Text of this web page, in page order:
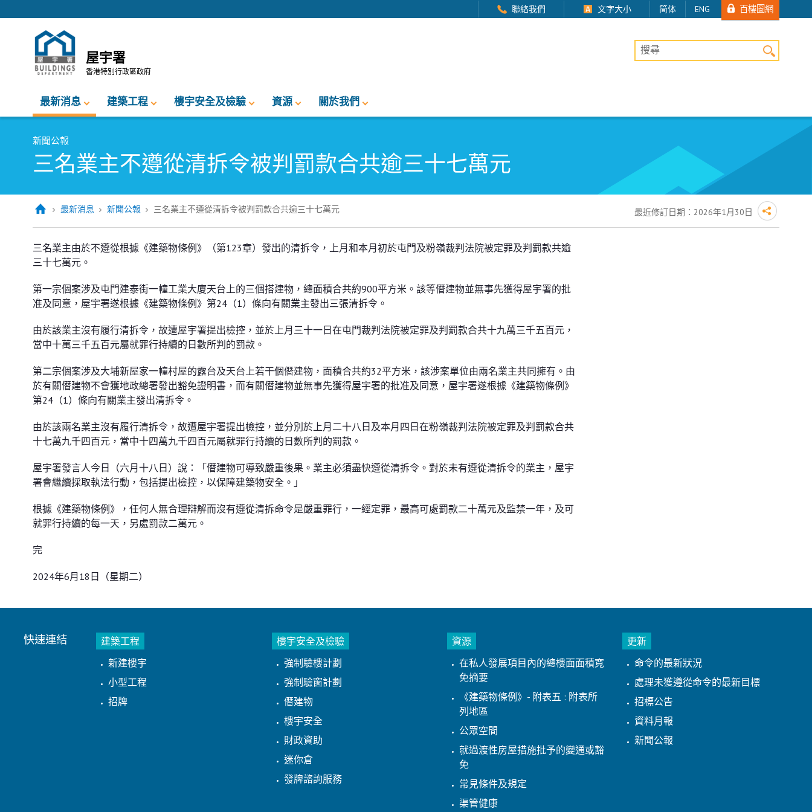
聯絡我們 文字大小 简体 ENG 百樓圖網
屋宇署
香港特別行政區政府
桌上版網站搜尋
最新消息 建築工程 樓宇安全及檢驗 資源 關於我們
新聞公報
三名業主不遵從清拆令被判罰款合共逾三十七萬元
最新消息 新聞公報 三名業主不遵從清拆令被判罰款合共逾三十七萬元 最近修訂日期：2026年1月30日
三名業主不遵從清拆令被判罰款合共逾三十七萬元
三名業主由於不遵從根據《建築物條例》（第123章）發出的清拆令，上月和本月初於屯門及粉嶺裁判法院被定罪及判罰款共逾
三十七萬元。
第一宗個案涉及屯門建泰街一幢工業大廈天台上的三個搭建物，總面積合共約900平方米。該等僭建物並無事先獲得屋宇署的批
准及同意，屋宇署遂根據《建築物條例》第24（1）條向有關業主發出三張清拆令。
由於該業主沒有履行清拆令，故遭屋宇署提出檢控，並於上月三十一日在屯門裁判法院被定罪及判罰款合共十九萬三千五百元，
當中十萬三千五百元屬就罪行持續的日數所判的罰款。
第二宗個案涉及大埔新屋家一幢村屋的露台及天台上若干個僭建物，面積合共約32平方米，該涉案單位由兩名業主共同擁有。由
於有關僭建物不會獲地政總署發出豁免證明書，而有關僭建物並無事先獲得屋宇署的批准及同意，屋宇署遂根據《建築物條例》
第24（1）條向有關業主發出清拆令。
由於該兩名業主沒有履行清拆令，故遭屋宇署提出檢控，並分別於上月二十八日及本月四日在粉嶺裁判法院被定罪及判罰款合共
十七萬九千四百元，當中十四萬九千四百元屬就罪行持續的日數所判的罰款。
屋宇署發言人今日（六月十八日）說：「僭建物可導致嚴重後果。業主必須盡快遵從清拆令。對於未有遵從清拆令的業主，屋宇
署會繼續採取執法行動，包括提出檢控，以保障建築物安全。」
根據《建築物條例》，任何人無合理辯解而沒有遵從清拆命令是嚴重罪行，一經定罪，最高可處罰款二十萬元及監禁一年，及可
就罪行持續的每一天，另處罰款二萬元。
完
2024年6月18日（星期二）
快速連結
建築工程
新建樓宇
小型工程
招牌
樓宇安全及檢驗
強制驗樓計劃
強制驗窗計劃
僭建物
樓宇安全
財政資助
迷你倉
發牌諮詢服務
資源
在私人發展項目內的總樓面面積寬
免摘要
《建築物條例》- 附表五 : 附表所
列地區
公眾空間
就過渡性房屋措施批予的變通或豁
免
常見條件及規定
渠管健康
更新
命令的最新狀況
處理未獲遵從命令的最新目標
招標公告
資料月報
新聞公報